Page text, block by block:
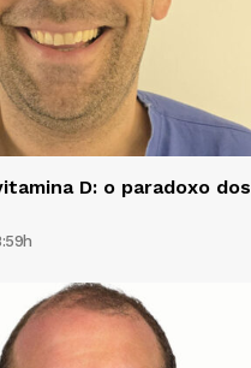
D: o paradoxo dos